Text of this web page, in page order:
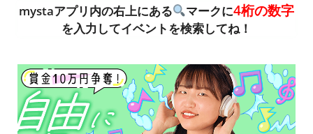
mystaアプリ内の右上にある マークに4桁の数字
を入力してイベントを検索してね！